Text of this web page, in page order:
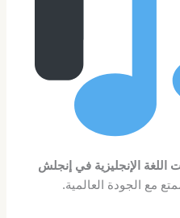
اللغة الإنجليزية في إنجلش
مع الجودة العالمية.